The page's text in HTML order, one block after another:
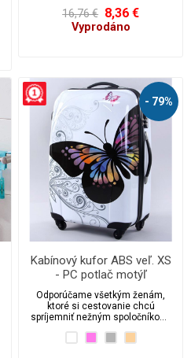
16,76 € 8,36 €
Vyprodáno
- 79%
Kabínový kufor ABS veľ. XS
- PC potlač motýľ
Odporúčame všetkým ženám,
ktoré si cestovanie chcú
spríjemniť nežným spoločníkom,
pozorne chrániť.